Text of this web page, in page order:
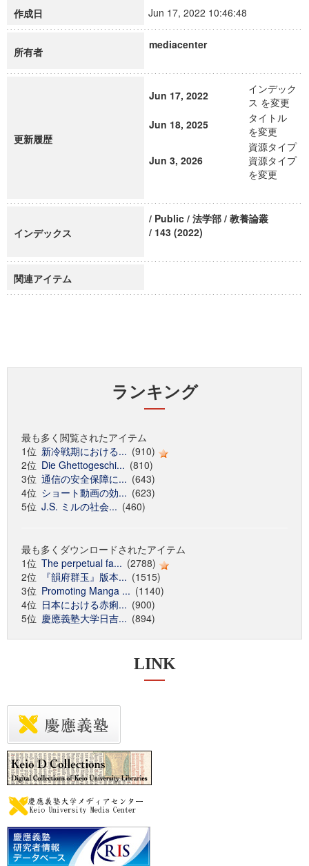
作成日 Jun 17, 2022 10:46:48
所有者
mediacenter
更新履歴
Jun 17, 2022
インデック
ス を変更
Jun 18, 2025
タイトル
を変更
Jun 3, 2026
資源タイプ
資源タイプ
を変更
インデックス
/ Public / 法学部 / 教養論叢
/ 143 (2022)
関連アイテム
ランキング
最も多く閲覧されたアイテム
1位 新冷戦期における... (910)
2位 Die Ghettogeschi... (810)
3位 通信の安全保障に... (643)
4位 ショート動画の効... (623)
5位 J.S. ミルの社会... (460)
最も多くダウンロードされたアイテム
1位 The perpetual fa... (2788)
2位
『韻府群玉』版本... (1515)
3位 Promoting Manga ... (1140)
4位 日本における赤痢... (900)
5位 慶應義塾大学日吉... (894)
LINK